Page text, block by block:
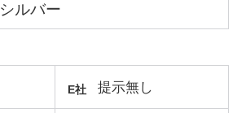
シルバー
E社 提示無し